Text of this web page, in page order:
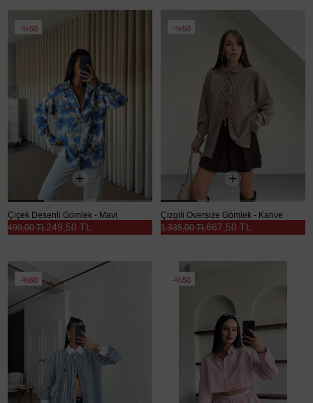
%50
Çiçek Desenli Gömlek - Mavi
249,50 TL
499,00 TL
%50
Çizgili Oversize Gömlek - Kahve
667,50 TL
1.335,00 TL
%60 %50